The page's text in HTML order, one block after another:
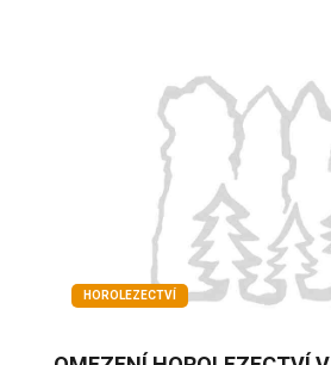
HOROLEZECTVÍ